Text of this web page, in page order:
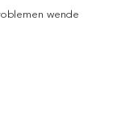
wende